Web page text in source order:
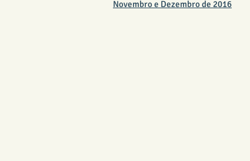
Novembro e Dezembro de 2016